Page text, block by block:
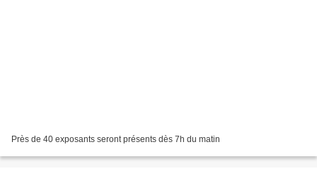
Près de 40 exposants seront présents dès 7h du matin